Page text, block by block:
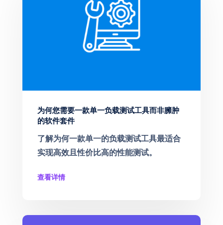
为何您需要一款单一负载测试工具而非臃肿
的软件套件
了解为何一款单一的负载测试工具最适合
实现高效且性价比高的性能测试。
查看详情